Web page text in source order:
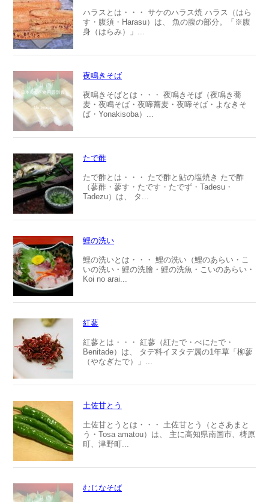
ハラスとは・・・ サケのハラス焼 ハラス（はら
す・腹須・Harasu）は、 魚の腹の部分。「※腹
身（はらみ）」...
夜鳴きそば
夜鳴きそばとは・・・ 夜鳴きそば（夜鳴き蕎
麦・夜鳴そば・夜啼蕎麦・夜啼そば・よなきそ
ば・Yonakisoba）...
たで酢
たで酢とは・・・ たで酢と鮎の塩焼き たで酢
（蓼酢・蓼す・たです・たでず・Tadesu・
Tadezu）は、 タ...
鯉の洗い
鯉の洗いとは・・・ 鯉の洗い（鯉のあらい・こ
いの洗い・鯉の洗膾・鯉の洗魚・こいのあらい・
Koi no arai...
紅蓼
紅蓼とは・・・ 紅蓼（紅たで・べにたで・
Benitade）は、 タデ科イヌタデ属の1年草「柳蓼
（やなぎたで）」...
土佐甘とう
土佐甘とうとは・・・ 土佐甘とう（とさあまと
う・Tosa amatou）は、 主に高知県南国市、梼原
町、津野町...
むじなそば